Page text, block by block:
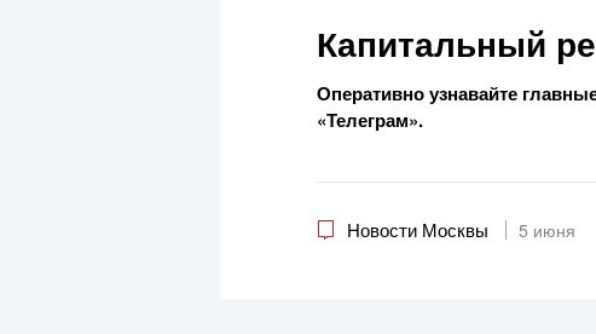
Капитальный
Оперативно узнавайте
«Телеграм».
Новости Москвы 5 июня